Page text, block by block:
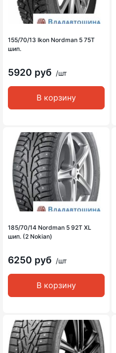
155/70/13 Ikon Nordman 5 75T
шип.
5920 руб /шт
В корзину
185/70/14 Nordman 5 92T XL
шип. (2 Nokian)
6250 руб /шт
В корзину